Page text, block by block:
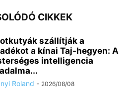
CIKKEK
szállítják a
a kínai Taj-hegyen: A
intelligencia
Roland - 2026/08/08